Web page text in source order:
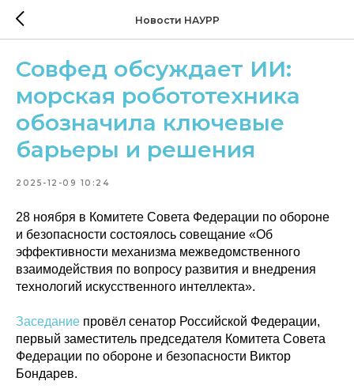
Новости НАУРР
Совфед обсуждает ИИ:
морская робототехника
обозначила ключевые
барьеры и решения
2025-12-09 10:24
28 ноября в Комитете Совета Федерации по обороне
и безопасности состоялось совещание «Об
эффективности механизма межведомственного
взаимодействия по вопросу развития и внедрения
технологий искусственного интеллекта».
Заседание провёл сенатор Российской Федерации,
первый заместитель председателя Комитета Совета
Федерации по обороне и безопасности Виктор
Бондарев.